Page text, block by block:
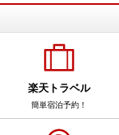
楽天トラベル
簡単宿泊予約！